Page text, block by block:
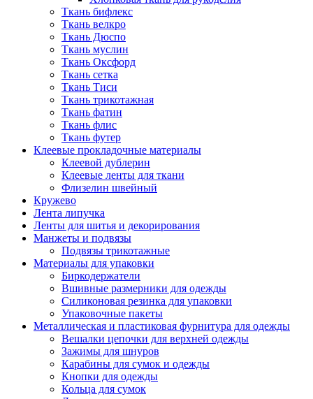
Ткань бифлекс
Ткань велкро
Ткань Дюспо
Ткань муслин
Ткань Оксфорд
Ткань сетка
Ткань Тиси
Ткань трикотажная
Ткань фатин
Ткань флис
Ткань футер
Клеевые прокладочные материалы
Клеевой дублерин
Клеевые ленты для ткани
Флизелин швейный
Кружево
Лента липучка
Ленты для шитья и декорирования
Манжеты и подвязы
Подвязы трикотажные
Материалы для упаковки
Биркодержатели
Вшивные размерники для одежды
Силиконовая резинка для упаковки
Упаковочные пакеты
Металлическая и пластиковая фурнитура для одежды
Вешалки цепочки для верхней одежды
Зажимы для шнуров
Карабины для сумок и одежды
Кнопки для одежды
Кольца для сумок